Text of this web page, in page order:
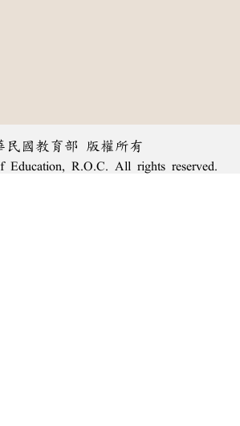
民國教育部 版權所有
R.O.C. All rights reserved.